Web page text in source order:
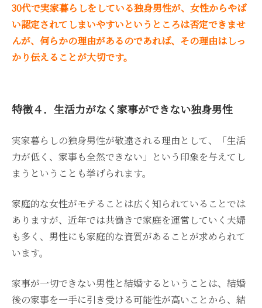
30代で実家暮らしをしている独身男性が、女性からやば
い認定されてしまいやすいというところは否定できませ
んが、何らかの理由があるのであれば、その理由はしっ
かり伝えることが大切です。
特徴４．生活力がなく家事ができない独身男性
実家暮らしの独身男性が敬遠される理由として、「生活
力が低く、家事も全然できない」という印象を与えてし
まうということも挙げられます。
家庭的な女性がモテることは広く知られていることでは
ありますが、近年では共働きで家庭を運営していく夫婦
も多く、男性にも家庭的な資質があることが求められて
います。
家事が一切できない男性と結婚するということは、結婚
後の家事を一手に引き受ける可能性が高いことから、結